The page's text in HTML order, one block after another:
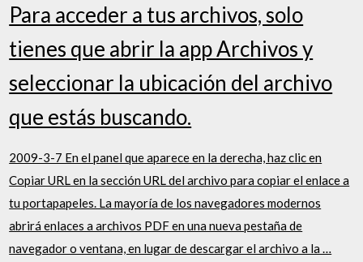
Para acceder a tus archivos, solo
tienes que abrir la app Archivos y
seleccionar la ubicación del archivo
que estás buscando.
2009-3-7 En el panel que aparece en la derecha, haz clic en
Copiar URL en la sección URL del archivo para copiar el enlace a
tu portapapeles. La mayoría de los navegadores modernos
abrirá enlaces a archivos PDF en una nueva pestaña de
navegador o ventana, en lugar de descargar el archivo a la …